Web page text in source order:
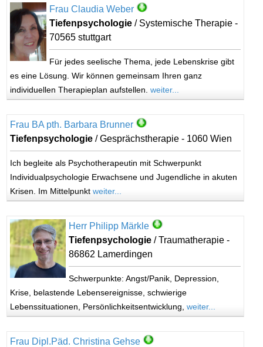
Frau Claudia Weber
Tiefenpsychologie / Systemische Therapie -
70565 stuttgart
Für jedes seelische Thema, jede Lebenskrise gibt
es eine Lösung. Wir können gemeinsam Ihren ganz
individuellen Therapieplan aufstellen.weiter...
Frau BA pth. Barbara Brunner
Tiefenpsychologie / Gesprächstherapie - 1060 Wien
Ich begleite als Psychotherapeutin mit Schwerpunkt
Individualpsychologie Erwachsene und Jugendliche in akuten
Krisen. Im Mittelpunktweiter...
Herr Philipp Märkle
Tiefenpsychologie/ Traumatherapie -
86862 Lamerdingen
Schwerpunkte: Angst/Panik, Depression,
Krise, belastende Lebensereignisse, schwierige
Lebenssituationen, Persönlichkeitsentwicklung,weiter...
Frau Dipl.Päd. Christina Gehse